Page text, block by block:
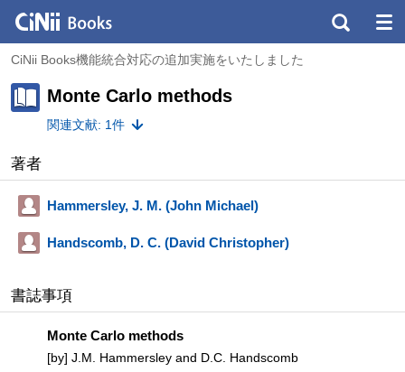
CiNii Books機能統合対応の追加実施をいたしました
Monte Carlo methods
関連文献: 1件
著者
Hammersley, J. M. (John Michael)
Handscomb, D. C. (David Christopher)
書誌事項
Monte Carlo methods
[by] J.M. Hammersley and D.C. Handscomb